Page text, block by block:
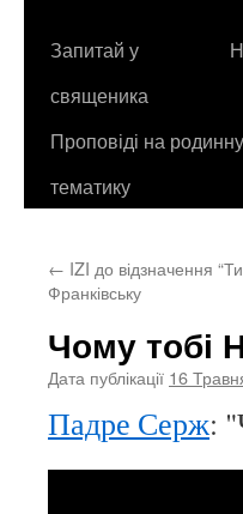
контенту
Запитай у
священика
Проповіді на родинну
тематику
← IZI до відзначення
Франківську
Чому
Дата публікації 16
Падре Серж: